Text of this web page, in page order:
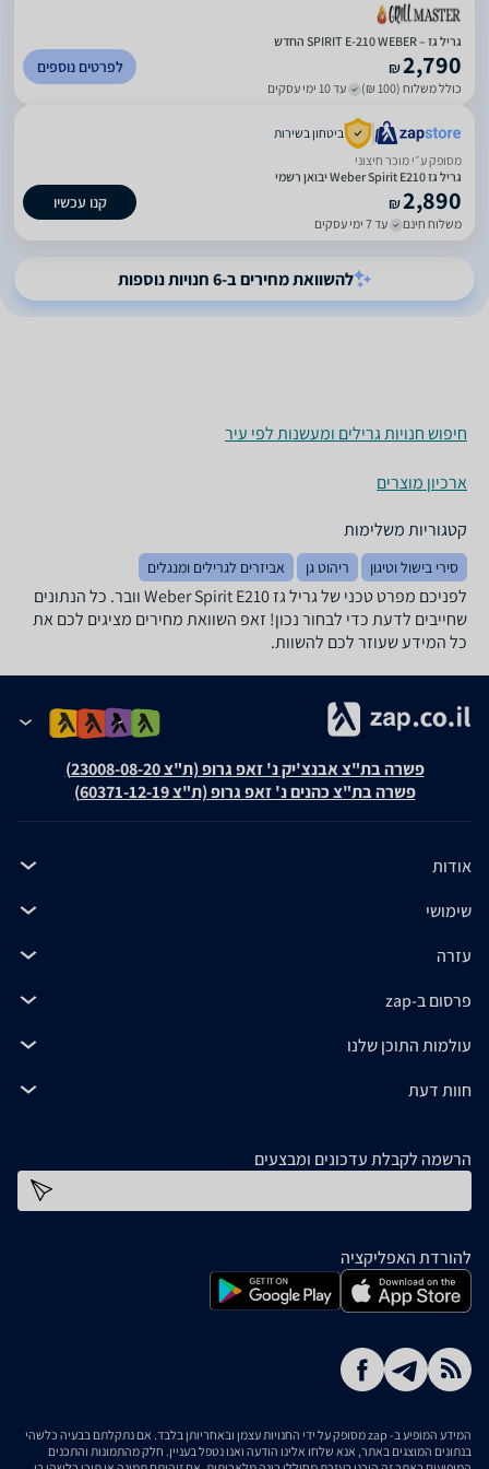
גריל גז – SPIRIT E-210 WEBER החדש
₪2,790
כולל משלוח (100 ₪) עד 10 ימי עסקים
לפרטים נוספים
ביטחון בשירות
מסופק ע״י מוכר חיצוני
גריל ‏גז Weber Spirit E210 יבואן רשמי
₪2,890
משלוח חינם עד 7 ימי עסקים
קנו עכשיו
להשוואת מחירים ב-6 חנויות נוספות
חיפוש חנויות גרילים ומעשנות לפי עיר
ארכיון מוצרים
קטגוריות משלימות
סירי בישול וטיגון ריהוט גן אביזרים לגרילים ומנגלים
לפניכם מפרט טכני של ‏גריל ‏גז Weber Spirit E210 וובר. כל הנתונים
שחייבים לדעת כדי לבחור נכון! זאפ השוואת מחירים מציגים לכם את
כל המידע שעוזר לכם להשוות.
פשרה בת"צ אבנצ'יק נ' זאפ גרופ (ת"צ 23008-08-20)
פשרה בת"צ כהנים נ' זאפ גרופ (ת"צ 60371-12-19)
אודות
שימושי
עזרה
פרסום ב-zap
עולמות התוכן שלנו
חוות דעת
הרשמה לקבלת עדכונים ומבצעים
להורדת האפליקציה
המידע המופיע ב- zap מסופק על ידי החנויות עצמן ובאחריותן בלבד. אם נתקלתם בבעיה כלשהי
בנתונים המוצגים באתר, אנא שלחו אלינו הודעה ואנו נטפל בעניין. חלק מהתמונות והתכנים